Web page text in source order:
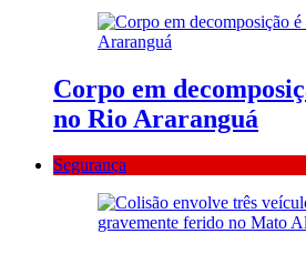
Corpo em
no Rio Araranguá
Segurança